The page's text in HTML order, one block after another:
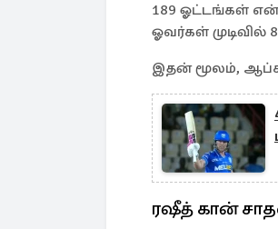
189 ஓட்டங்கள்
ஓவர்கள் முடிவில்
இதன் மூலம்,
ரஷீத் கான்